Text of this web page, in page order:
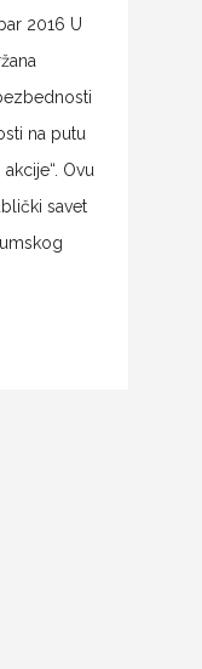
2016 U
na putu
Ovu
savet